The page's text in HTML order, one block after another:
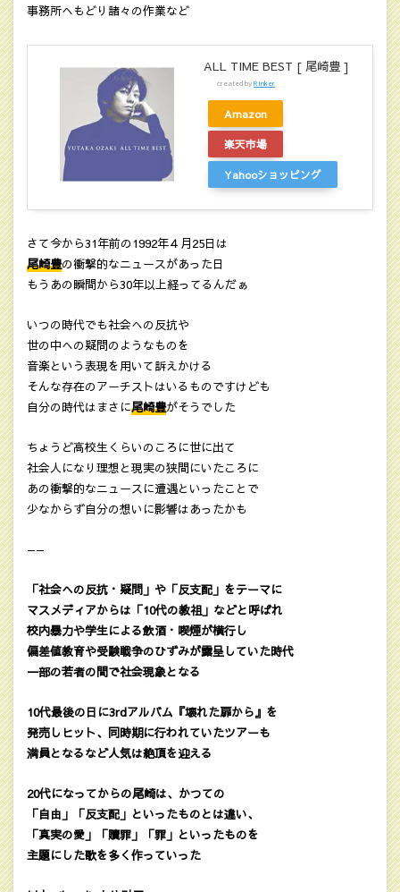
事務所へもどり諸々の作業など
ALL TIME BEST [ 尾崎豊 ]
created byRinker
Amazon
楽天市場
Yahooショッピング
さて今から31年前の1992年４月25日は
尾崎豊の衝撃的なニュースがあった日
もうあの瞬間から30年以上経ってるんだぁ
いつの時代でも社会への反抗や
世の中への疑問のようなものを
音楽という表現を用いて訴えかける
そんな存在のアーチストはいるものですけども
自分の時代はまさに尾崎豊がそうでした
ちょうど高校生くらいのころに世に出て
社会人になり理想と現実の狭間にいたころに
あの衝撃的なニュースに遭遇といったことで
少なからず自分の想いに影響はあったかも
——
「社会への反抗・疑問」や「反支配」をテーマに
マスメディアからは「10代の教祖」などと呼ばれ
校内暴力や学生による飲酒・喫煙が横行し
偏差値教育や受験戦争のひずみが露呈していた時代
一部の若者の間で社会現象となる
10代最後の日に3rdアルバム『壊れた扉から』を
発売しヒット、同時期に行われていたツアーも
満員となるなど人気は絶頂を迎える
20代になってからの尾崎は、かつての
「自由」「反支配」といったものとは違い、
「真実の愛」「贖罪」「罪」といったものを
主題にした歌を多く作っていった